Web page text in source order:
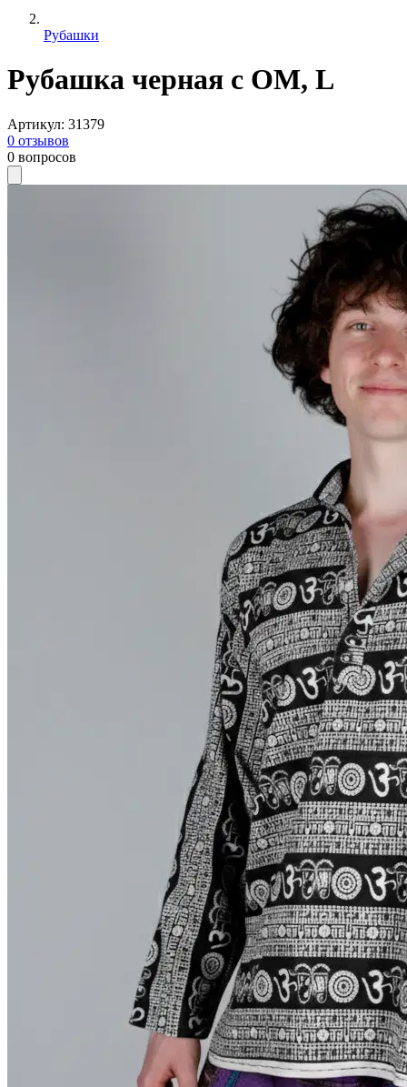
Рубашки
Рубашка черная с ОМ, L
Артикул: 31379
0 отзывов
0 вопросов